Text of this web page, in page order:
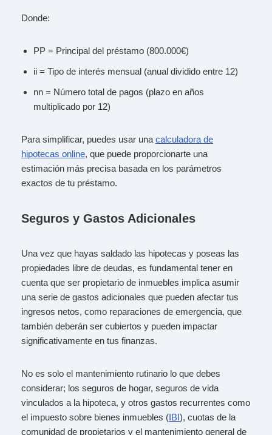
Donde:
PP = Principal del préstamo (800.000€)
ii = Tipo de interés mensual (anual dividido entre 12)
nn = Número total de pagos (plazo en años
multiplicado por 12)
Para simplificar, puedes usar una calculadora de
hipotecas online, que puede proporcionarte una
estimación más precisa basada en los parámetros
exactos de tu préstamo.
Seguros y Gastos Adicionales
Una vez que hayas saldado las hipotecas y poseas las
propiedades libre de deudas, es fundamental tener en
cuenta que ser propietario de inmuebles implica asumir
una serie de gastos adicionales que pueden afectar tus
ingresos netos, como reparaciones de emergencia, que
también deberán ser cubiertos y pueden impactar
significativamente en tus finanzas.
No es solo el mantenimiento rutinario lo que debes
considerar; los seguros de hogar, seguros de vida
vinculados a la hipoteca, y otros gastos recurrentes como
el impuesto sobre bienes inmuebles (IBI), cuotas de la
comunidad de propietarios y el mantenimiento general de